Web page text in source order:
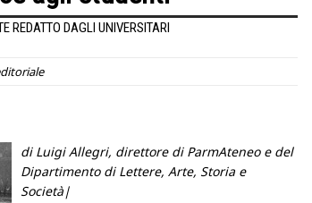
REDATTO DAGLI UNIVERSITARI
di Luigi Allegri, direttore di ParmAteneo e del
Dipartimento di Lettere, Arte, Storia e
Società|